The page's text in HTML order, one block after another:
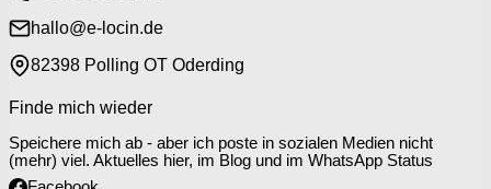
hallo@e-locin.de
82398 Polling OT Oderding
Finde mich wieder
Speichere mich ab - aber ich poste in sozialen Medien nicht
(mehr) viel. Aktuelles hier, im Blog und im WhatsApp Status